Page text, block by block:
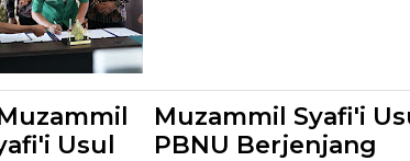
Muzammil Syafi'i
PBNU Berjenjang